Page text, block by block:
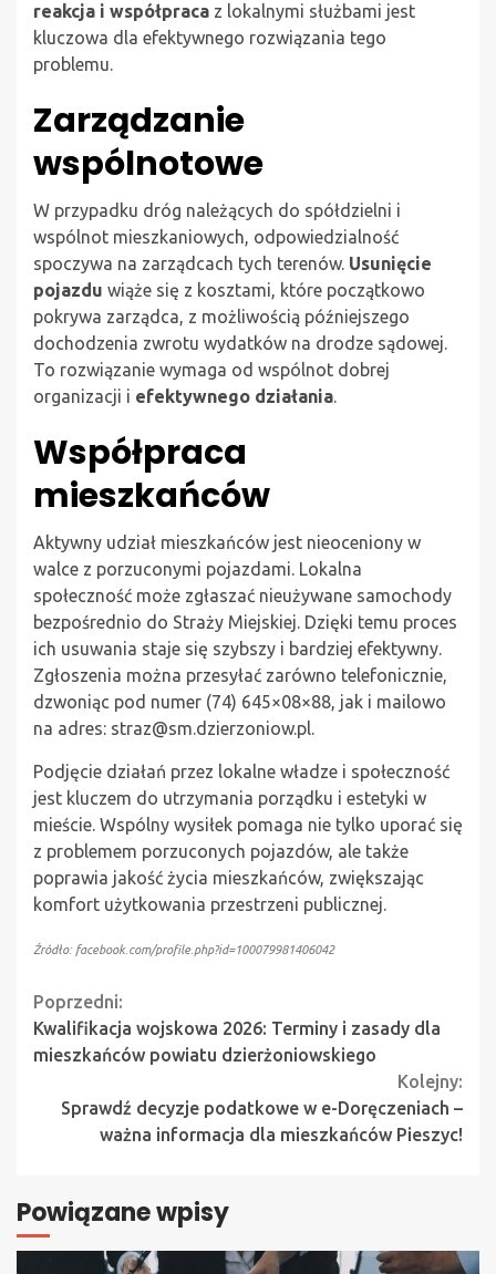
reakcja i współpraca z lokalnymi służbami jest
kluczowa dla efektywnego rozwiązania tego
problemu.
Zarządzanie
wspólnotowe
W przypadku dróg należących do spółdzielni i
wspólnot mieszkaniowych, odpowiedzialność
spoczywa na zarządcach tych terenów. Usunięcie
pojazdu wiąże się z kosztami, które początkowo
pokrywa zarządca, z możliwością późniejszego
dochodzenia zwrotu wydatków na drodze sądowej.
To rozwiązanie wymaga od wspólnot dobrej
organizacji i efektywnego działania.
Współpraca
mieszkańców
Aktywny udział mieszkańców jest nieoceniony w
walce z porzuconymi pojazdami. Lokalna
społeczność może zgłaszać nieużywane samochody
bezpośrednio do Straży Miejskiej. Dzięki temu proces
ich usuwania staje się szybszy i bardziej efektywny.
Zgłoszenia można przesyłać zarówno telefonicznie,
dzwoniąc pod numer (74) 645×08×88, jak i mailowo
na adres: straz@sm.dzierzoniow.pl.
Podjęcie działań przez lokalne władze i społeczność
jest kluczem do utrzymania porządku i estetyki w
mieście. Wspólny wysiłek pomaga nie tylko uporać się
z problemem porzuconych pojazdów, ale także
poprawia jakość życia mieszkańców, zwiększając
komfort użytkowania przestrzeni publicznej.
Źródło: facebook.com/profile.php?id=100079981406042
Continue
Reading
Poprzedni:
Kwalifikacja wojskowa 2026: Terminy i zasady dla
mieszkańców powiatu dzierżoniowskiego
Kolejny:
Sprawdź decyzje podatkowe w e-Doręczeniach –
ważna informacja dla mieszkańców Pieszyc!
Powiązane wpisy